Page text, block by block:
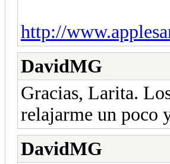
http://
DavidMG
Gracias, Larita.
relajarme un poco
DavidMG